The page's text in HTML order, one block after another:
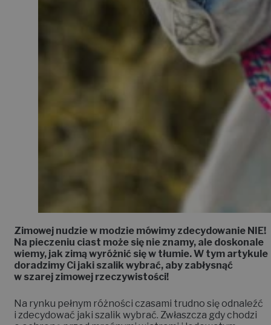
Zimowej nudzie w modzie mówimy zdecydowanie NIE!
Na pieczeniu ciast może się nie znamy, ale doskonale
wiemy, jak zimą wyróżnić się w tłumie. W tym artykule
doradzimy Ci jaki szalik wybrać, aby zabłysnąć
w szarej zimowej rzeczywistości!
Na rynku pełnym różności czasami trudno się odnaleźć
i zdecydować jaki szalik wybrać. Zwłaszcza gdy chodzi